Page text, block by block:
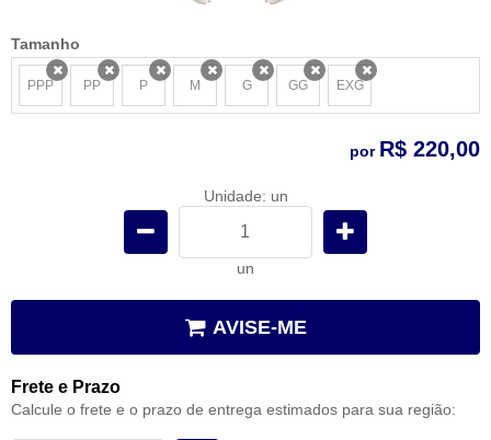
Tamanho
PPP
x PPx P M G GGx EXG
x
por R$ 220,00
Unidade: un
un
AVISE-ME
Frete e Prazo
Calcule o frete e o prazo de entrega estimados para sua região: